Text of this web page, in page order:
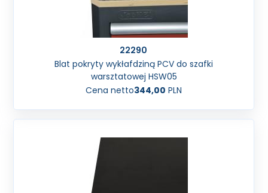
22290
Blat pokryty wykłafdziną PCV do szafki
warsztatowej HSW05
Cena netto344,00 PLN